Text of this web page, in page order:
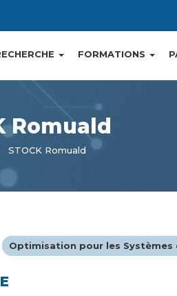
FORMATIONS
Romuald
STOCK Romuald
Optimisation pour les Systèmes